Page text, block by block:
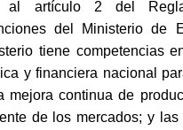
al artículo 2 del
del Ministerio de
tiene competencias
y financiera nacional
mejora continua de
de los mercados; y las